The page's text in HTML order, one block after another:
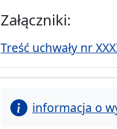
Załączniki:
Treść uchwały nr
informacja o